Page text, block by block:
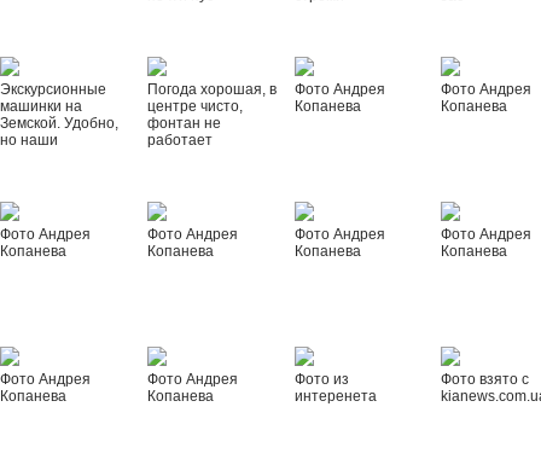
Экскурсионные
машинки на
Земской. Удобно,
но наши
Погода хорошая, в
центре чисто,
фонтан не
работает
Фото Андрея
Копанева
Фото Андрея
Копанева
Фото Андрея
Копанева
Фото Андрея
Копанева
Фото Андрея
Копанева
Фото Андрея
Копанева
Фото Андрея
Копанева
Фото Андрея
Копанева
Фото из
интеренета
Фото взято с